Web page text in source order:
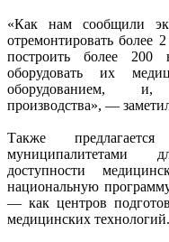
«Как нам сообщили
отремонтировать более
построить более 200
оборудовать их
оборудованием, и,
производства», —
Также
муниципалитетами
доступности
национальную
— как центров
медицинских технологий.